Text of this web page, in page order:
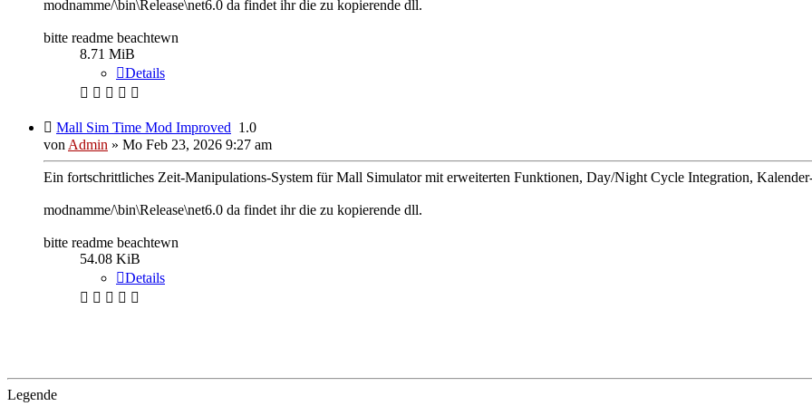
modnamme/\bin\Release\net6.0 da findet ihr die zu kopierende dll.
bitte readme beachtewn
8.71 MiB
Details
Mall Sim Time Mod Improved 1.0
von Admin » Mo Feb 23, 2026 9:27 am
Ein fortschrittliches Zeit-Manipulations-System für Mall Simulator mit erweiterten Funktionen, Day/Night Cycle Integration,
modnamme/\bin\Release\net6.0 da findet ihr die zu kopierende dll.
bitte readme beachtewn
54.08 KiB
Details
Legende